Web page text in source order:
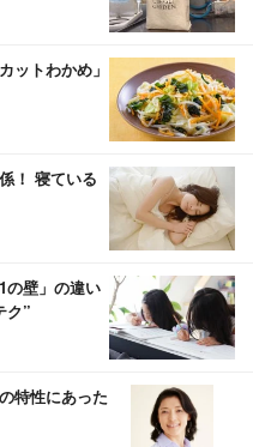
ットわかめ」
！ 寝ている
の壁」の違い
ク”
特性にあった